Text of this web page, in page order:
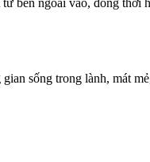
sống trong lành, mát